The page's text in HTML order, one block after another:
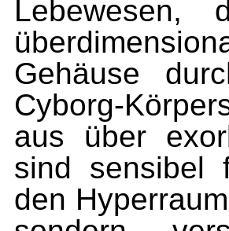
Gehäuse
Cyborg-
aus über
sind sensibel
den